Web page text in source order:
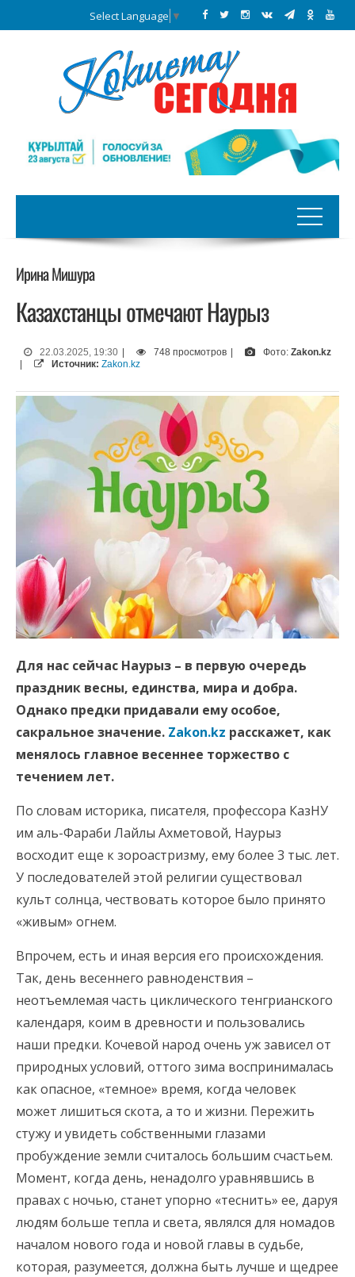
Select Language ▼
Ирина Мишура
Казахстанцы отмечают Наурыз
22.03.2025, 19:30 748 просмотров Фото: Zakon.kz
Источник: Zakon.kz
Для нас сейчас Наурыз – в первую очередь
праздник весны, единства, мира и добра.
Однако предки придавали ему особое,
сакральное значение. Zakon.kz расскажет, как
менялось главное весеннее торжество с
течением лет.
По словам историка, писателя, профессора КазНУ
им аль-Фараби Лайлы Ахметовой, Наурыз
восходит еще к зороастризму, ему более 3 тыс. лет.
У последователей этой религии существовал
культ солнца, чествовать которое было принято
«живым» огнем.
Впрочем, есть и иная версия его происхождения.
Так, день весеннего равноденствия –
неотъемлемая часть циклического тенгрианского
календаря, коим в древности и пользовались
наши предки. Кочевой народ очень уж зависел от
природных условий, оттого зима воспринималась
как опасное, «темное» время, когда человек
может лишиться скота, а то и жизни. Пережить
стужу и увидеть собственными глазами
пробуждение земли считалось большим счастьем.
Момент, когда день, ненадолго уравнявшись в
правах с ночью, станет упорно «теснить» ее, даруя
людям больше тепла и света, являлся для номадов
началом нового года и новой главы в судьбе,
которая, разумеется, должна быть лучше и щедрее